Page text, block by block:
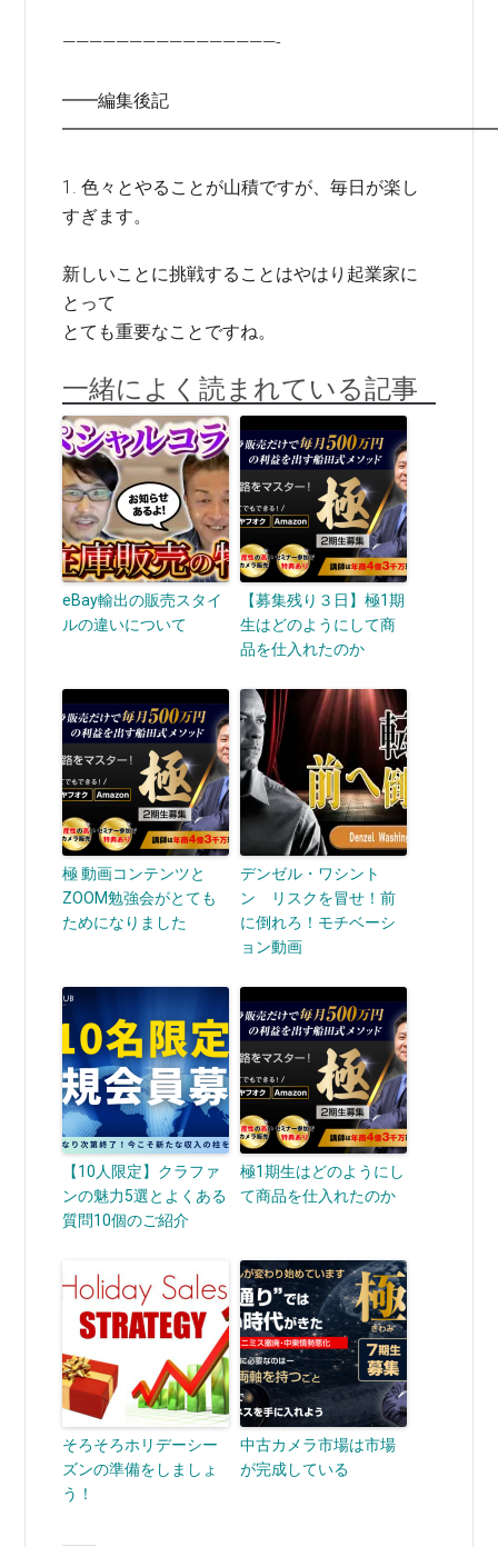
————————————————-
━━編集後記
1. 色々とやることが山積ですが、毎日が楽し
すぎます。
新しいことに挑戦することはやはり起業家に
とって
とても重要なことですね。
一緒によく読まれている記事
eBay輸出の販売スタイ
ルの違いについて
【募集残り３日】極1期
生はどのようにして商
品を仕入れたのか
極 動画コンテンツと
ZOOM勉強会がとても
ためになりました
デンゼル・ワシント
ン リスクを冒せ！前
に倒れろ！モチベーシ
ョン動画
【10人限定】クラファ
ンの魅力5選とよくある
質問10個のご紹介
極1期生はどのようにし
て商品を仕入れたのか
そろそろホリデーシー
ズンの準備をしましょ
う！
中古カメラ市場は市場
が完成している